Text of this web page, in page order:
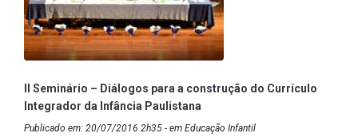
II Seminário – Diálogos para a construção do Currículo
Integrador da Infância Paulistana
Publicado em: 20/07/2016 2h35 - em Educação Infantil